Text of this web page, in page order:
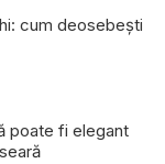
cum deosebești
poate fi elegant